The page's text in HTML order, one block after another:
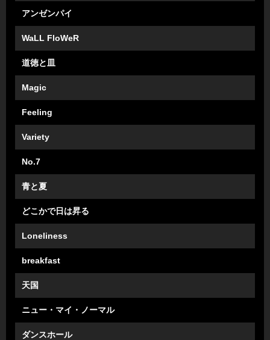
アンゼンパイ
WaLL FloWeR
道徳と皿
Magic
Feeling
Variety
No.7
青と夏
どこかで日は昇る
Loneliness
breakfast
天国
ニュー・マイ・ノーマル
ダンスホール